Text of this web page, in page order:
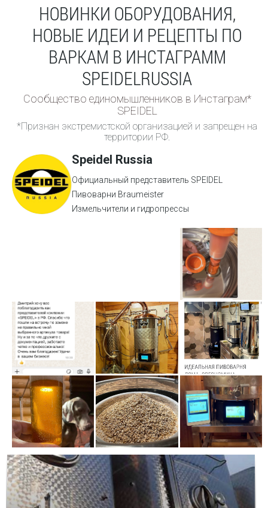
НОВИНКИ ОБОРУДОВАНИЯ,
НОВЫЕ ИДЕИ И РЕЦЕПТЫ ПО
ВАРКАМ В ИНСТАГРАММ
SPEIDELRUSSIA
Сообщество единомышленников в Инстаграм*
SPEIDEL
*Признан экстремистской организацией и запрещен на
территории РФ.
Speidel Russia
Официальный представитель SPEIDEL
Пивоварни Braumeister
Измельчители и гидропрессы